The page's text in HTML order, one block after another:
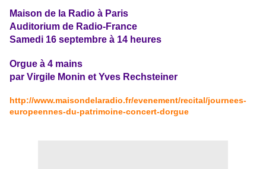
Maison de la Radio à Paris
Auditorium de Radio-France
Samedi 16 septembre à 14 heures
Orgue à 4 mains
par Virgile Monin et Yves Rechsteiner
http://www.maisondelaradio.fr/evenement/recital/journees-
europeennes-du-patrimoine-concert-dorgue